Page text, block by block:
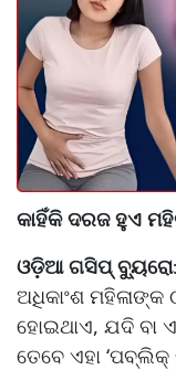
କାହିଁକି ଦରଜ ହୁଏ
ଓଡ଼ିଆ ଗସିପ୍ ବ୍ୟୁରୋ:
ଅଧିକାଂଶ ମହିଳାଙ୍କ
ହୋଇଥାଏ, ଯଦି ବା
ତେବେ ଏହା